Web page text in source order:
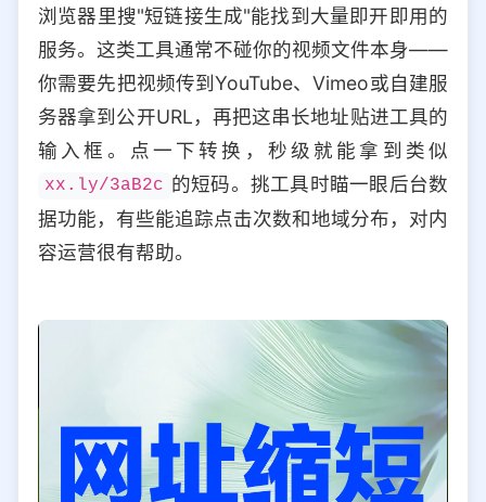
浏览器里搜"短链接生成"能找到大量即开即用的
服务。这类工具通常不碰你的视频文件本身——
你需要先把视频传到YouTube、Vimeo或自建服
务器拿到公开URL，再把这串长地址贴进工具的
输入框。点一下转换，秒级就能拿到类似
xx.ly/3aB2c 的短码。挑工具时瞄一眼后台数
据功能，有些能追踪点击次数和地域分布，对内
容运营很有帮助。